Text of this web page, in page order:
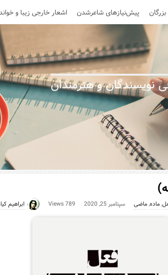
پیش‌نیازهای شاعرشدن اشعار خارجی زیبا و
نویسندگان و هنرمندان
,ماده,ماضی سپتامبر 25, 2020 789 Views ابراهیم